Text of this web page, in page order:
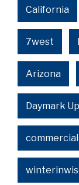
California
7west
Arizona
Daymark